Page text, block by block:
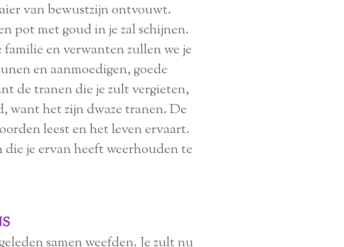
van bewustzijn ontvouwt.
pot met goud in je zal schijnen.
en verwanten zullen we je
en aanmoedigen, goede
de tranen die je zult vergieten,
want het zijn dwaze tranen. De
leest en het leven ervaart.
die je ervan heeft weerhouden te
samen weefden. Je zult nu